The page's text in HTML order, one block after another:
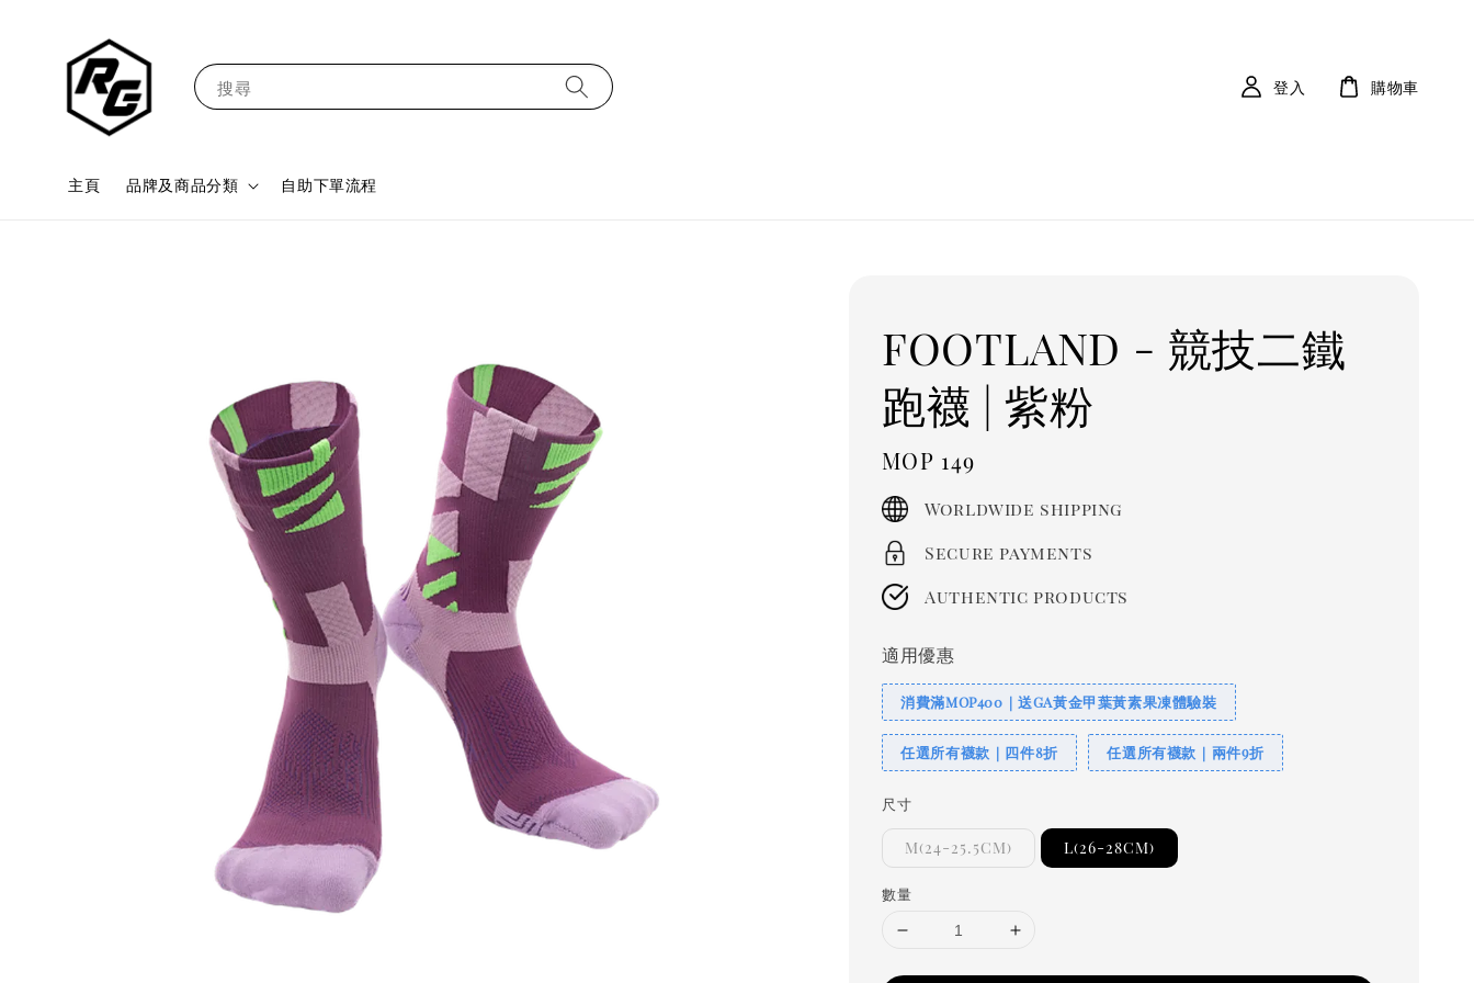
搜尋
主頁 品牌及商品分類 自助下單流程
登入 購物車
FOOTLAND - 競技二鐵
跑襪 | 紫粉
Regular
price
MOP 149
Worldwide shipping
Secure payments
Authentic products
適用優惠
消費滿MOP400｜送GA黃金甲葉黃素果凍體驗裝
任選所有襪款｜四件8折 任選所有襪款｜兩件9折
尺寸
M(24-25.5CM) L(26-28CM)
數量